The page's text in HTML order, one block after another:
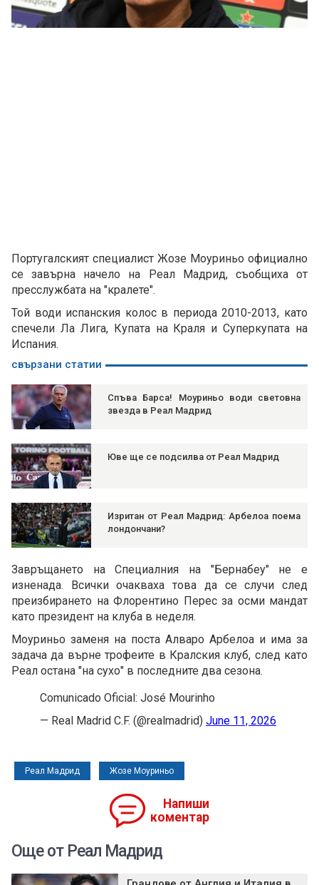
Португалският специалист Жозе Моуриньо официално
се завърна начело на Реал Мадрид, съобщиха от
пресслужбата на "кралете".
Той води испанския колос в периода 2010-2013, като
спечели Ла Лига, Купата на Краля и Суперкупата на
Испания.
свързани статии
Спъва Барса! Моуриньо води световна
звезда в Реал Мадрид
Юве ще се подсилва от Реал Мадрид
Изритан от Реал Мадрид: Арбелоа поема
лондончани?
Завръщането на Специалния на "Бернабеу" не е
изненада. Всички очакваха това да се случи след
преизбирането на Флорентино Перес за осми мандат
като президент на клуба в неделя.
Моуриньо заменя на поста Алваро Арбелоа и има за
задача да върне трофеите в Кралския клуб, след като
Реал остана "на сухо" в последните два сезона.
Comunicado Oficial: José Mourinho
— Real Madrid C.F. (@realmadrid) June 11, 2026
Реал Мадрид Жозе Моуриньо
Напиши
коментар
Още от Реал Мадрид